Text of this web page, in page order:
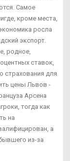
Самое
кроме места,
росла
экспорт.
родное,
ставок,
страхования для
цены Львов -
Арсена
тогда как
на
а
из-за